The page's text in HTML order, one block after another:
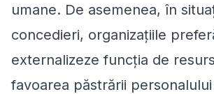
umane. De asemenea, în
concedieri, organizațiile
externalizeze funcția de
favoarea păstrării